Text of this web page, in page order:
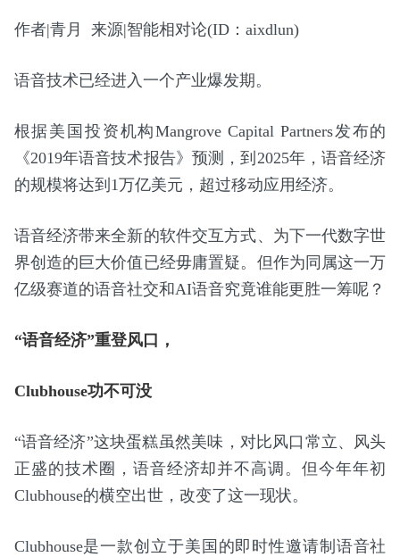
作者|青月 来源|智能相对论(ID：aixdlun)
语音技术已经进入一个产业爆发期。
根据美国投资机构Mangrove Capital Partners发布的
《2019年语音技术报告》预测，到2025年，语音经济
的规模将达到1万亿美元，超过移动应用经济。
语音经济带来全新的软件交互方式、为下一代数字世
界创造的巨大价值已经毋庸置疑。但作为同属这一万
亿级赛道的语音社交和AI语音究竟谁能更胜一筹呢？
“语音经济”重登风口，
Clubhouse功不可没
“语音经济”这块蛋糕虽然美味，对比风口常立、风头
正盛的技术圈，语音经济却并不高调。但今年年初
Clubhouse的横空出世，改变了这一现状。
Clubhouse是一款创立于美国的即时性邀请制语音社